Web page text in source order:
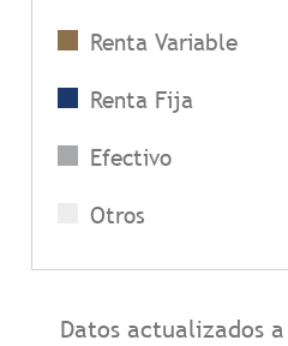
Renta Variable
Renta Fija
Efectivo
Otros
Datos actualizados